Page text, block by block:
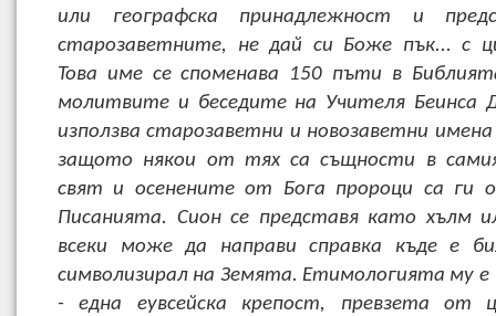
или географска принадлежност и
старозаветните, не дай си Боже пък... с
Това име се споменава 150 пъти в
молитвите и беседите на Учителя Беинса
използва старозаветни и новозаветни
защото някои от тях са същности в
свят и осенените от Бога пророци са ги
Писанията. Сион се представя като хълм
всеки може да направи справка къде е
символизирал на Земята. Етимологията му е
- една еувсейска крепост, превзета от